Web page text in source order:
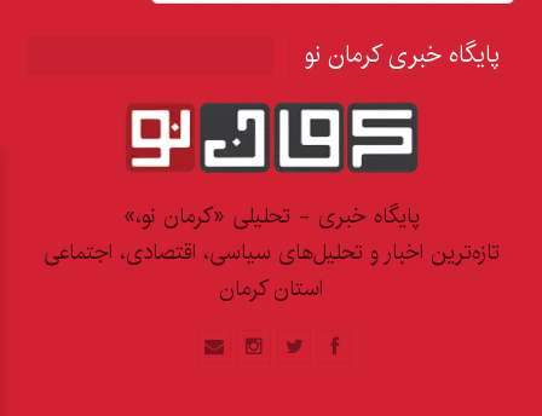
پایگاه خبری کرمان نو
پایگاه خبری - تحلیلی «کرمان نو،»
تازه‌ترین اخبار و تحلیل‌های سیاسی، اقتصادی، اجتماعی
استان کرمان